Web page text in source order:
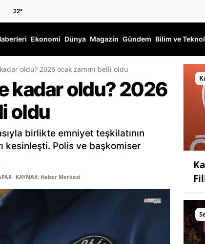
22°
Ekonomi Dünya Magazin Gündem Bilim ve
oldu? 2026 ocak zammı belli oldu
kadar oldu? 2026
oldu
birlikte emniyet teşkilatının
kesinleşti. Polis ve başkomiser
KAYNAK: Haber Merkezi